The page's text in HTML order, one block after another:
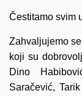
Čestitamo svim
Zahvaljujemo
koji su
Dino
Saračević,